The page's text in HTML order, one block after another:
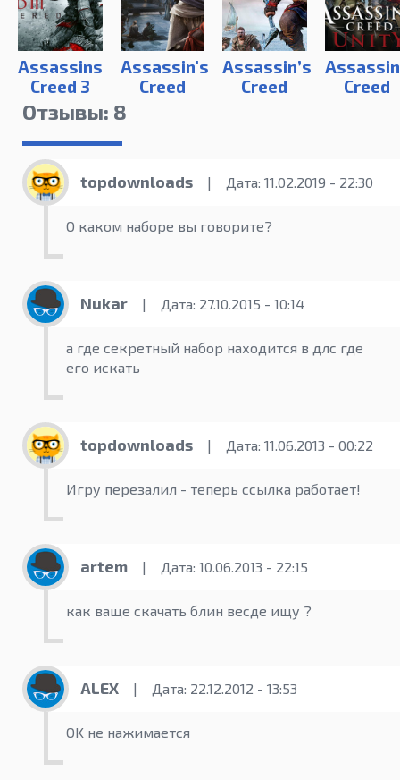
Assassins
Creed 3
Remastered
Assassin's
Creed
Assassin’s
Creed
Creed
Отзывы: 8
topdownloads | Дата: 11.02.2019 - 22:30
О каком наборе вы говорите?
Nukar | Дата: 27.10.2015 - 10:14
а где секретный набор находится в длс где
его искать
topdownloads | Дата: 11.06.2013 - 00:22
Игру перезалил - теперь ссылка работает!
artem | Дата: 10.06.2013 - 22:15
как ваще скачать блин весде ищу ?
ALEX | Дата: 22.12.2012 - 13:53
OK не нажимается